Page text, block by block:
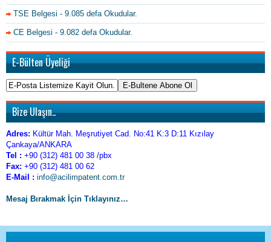
TSE Belgesi - 9.085 defa Okudular.
CE Belgesi - 9.082 defa Okudular.
E-Bülten Üyeliği
Bize Ulaşın..
Adres: Kültür Mah. Meşrutiyet Cad. No:41 K:3 D:11 Kızılay
Çankaya/ANKARA
Tel : +90 (312) 481 00 38 /pbx
Fax: +90 (312) 481 00 62
E-Mail : info@acilimpatent.com.tr
Mesaj Bırakmak İçin Tıklayınız…